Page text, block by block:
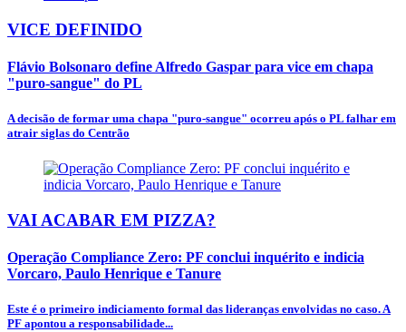
VICE DEFINIDO
Flávio Bolsonaro define Alfredo Gaspar para vice em chapa
"puro-sangue" do PL
A decisão de formar uma chapa "puro-sangue" ocorreu após o PL falhar em
atrair siglas do Centrão
VAI ACABAR EM PIZZA?
Operação Compliance Zero: PF conclui inquérito e indicia
Vorcaro, Paulo Henrique e Tanure
Este é o primeiro indiciamento formal das lideranças envolvidas no caso. A
PF apontou a responsabilidade...